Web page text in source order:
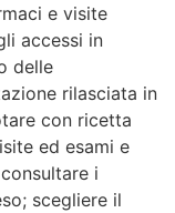
e visite
accessi in
delle
rilasciata in
con ricetta
ed esami e
i
scegliere il